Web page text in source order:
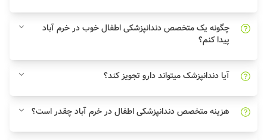
چگونه یک متخصص دندانپزشکی اطفال خوب در خرم آباد
پیدا کنم؟
آیا دندانپزشک میتواند دارو تجویز کند؟
هزینه متخصص دندانپزشکی اطفال در خرم آباد چقدر است؟